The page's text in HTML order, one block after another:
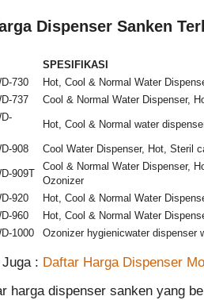
Dispenser Sanken
SPESIFIKASI
730
Hot, Cool & Normal Water
737
Cool & Normal Water Dispenser,
Hot, Cool & Normal water
908 Cool Water Dispenser, Hot, Steril
909T
Cool & Normal Water Dispenser,
Ozonizer
920
Hot, Cool & Normal Water
960
Hot, Cool & Normal Water
1000
Ozonizer hygienicwater dispenser
: Daftar Harga Dispenser
harga dispenser sanken yang